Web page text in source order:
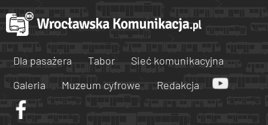
Dla pasażera Tabor
Sieć komunikacyjna
Galeria
Muzeum cyfrowe Redakcja